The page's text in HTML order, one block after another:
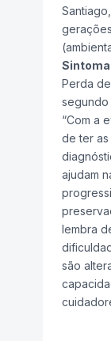
Perda
segundo
“Com a
de ter as
ajudam
lembra
são